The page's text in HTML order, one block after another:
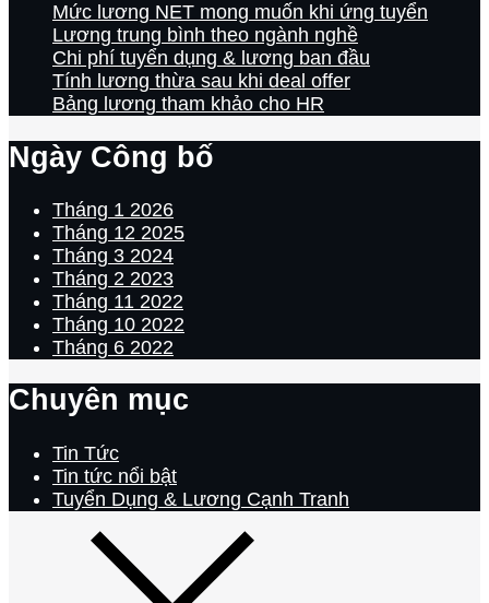
Mức lương NET mong muốn khi ứng tuyển
Lương trung bình theo ngành nghề
Chi phí tuyển dụng & lương ban đầu
Tính lương thừa sau khi deal offer
Bảng lương tham khảo cho HR
Ngày Công bố
Tháng 1 2026
Tháng 12 2025
Tháng 3 2024
Tháng 2 2023
Tháng 11 2022
Tháng 10 2022
Tháng 6 2022
Chuyên mục
Tin Tức
Tin tức nổi bật
Tuyển Dụng & Lương Cạnh Tranh